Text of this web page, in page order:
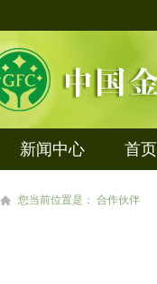
新闻中心 首页
您当前位置是： 合作伙伴